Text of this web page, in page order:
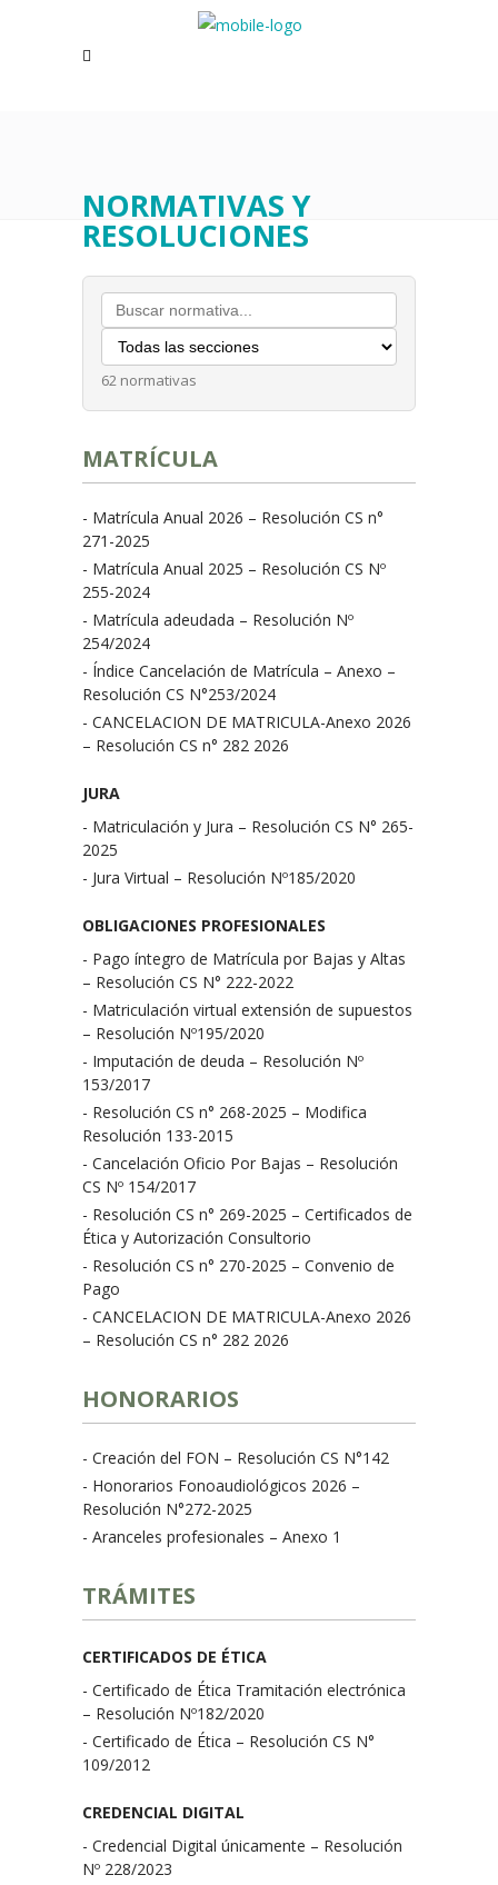
NORMATIVAS Y
RESOLUCIONES
62 normativas
MATRÍCULA
- Matrícula Anual 2026 – Resolución CS n°
271-2025
- Matrícula Anual 2025 – Resolución CS Nº
255-2024
- Matrícula adeudada – Resolución Nº
254/2024
- Índice Cancelación de Matrícula – Anexo –
Resolución CS N°253/2024
- CANCELACION DE MATRICULA-Anexo 2026
– Resolución CS n° 282 2026
JURA
- Matriculación y Jura – Resolución CS N° 265-
2025
- Jura Virtual – Resolución Nº185/2020
OBLIGACIONES PROFESIONALES
- Pago íntegro de Matrícula por Bajas y Altas
– Resolución CS N° 222-2022
- Matriculación virtual extensión de supuestos
– Resolución Nº195/2020
- Imputación de deuda – Resolución Nº
153/2017
- Resolución CS n° 268-2025 – Modifica
Resolución 133-2015
- Cancelación Oficio Por Bajas – Resolución
CS Nº 154/2017
- Resolución CS n° 269-2025 – Certificados de
Ética y Autorización Consultorio
- Resolución CS n° 270-2025 – Convenio de
Pago
- CANCELACION DE MATRICULA-Anexo 2026
– Resolución CS n° 282 2026
HONORARIOS
- Creación del FON – Resolución CS N°142
- Honorarios Fonoaudiológicos 2026 –
Resolución N°272-2025
- Aranceles profesionales – Anexo 1
TRÁMITES
CERTIFICADOS DE ÉTICA
- Certificado de Ética Tramitación electrónica
– Resolución Nº182/2020
- Certificado de Ética – Resolución CS N°
109/2012
CREDENCIAL DIGITAL
- Credencial Digital únicamente – Resolución
Nº 228/2023